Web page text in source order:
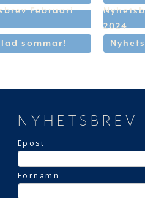
Februari
2024
sommar!
NYHETSBREV
Epost
Förnamn